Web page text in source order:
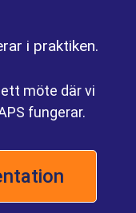
i praktiken.
möte där vi
fungerar.